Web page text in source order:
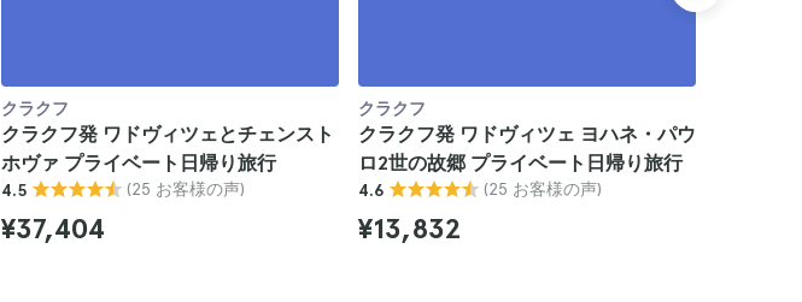
クラクフ
クラクフ発 ワドヴィツェとチェンスト
ホヴァ プライベート日帰り旅行
4.5 (25 お客様の声)
¥37,404
クラクフ
クラクフ発 ワドヴィツェ ヨハネ・パウ
ロ2世の故郷 プライベート日帰り旅行
4.6 (25 お客様の声)
¥13,832